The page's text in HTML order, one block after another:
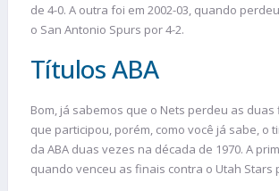
de 4-0. A outra foi em 2002-03, quando
o San Antonio Spurs por 4-2.
Títulos ABA
Bom, já sabemos que o Nets perdeu as duas
que participou, porém, como você já sabe, o
da ABA duas vezes na década de 1970. A
quando venceu as finais contra o Utah Stars